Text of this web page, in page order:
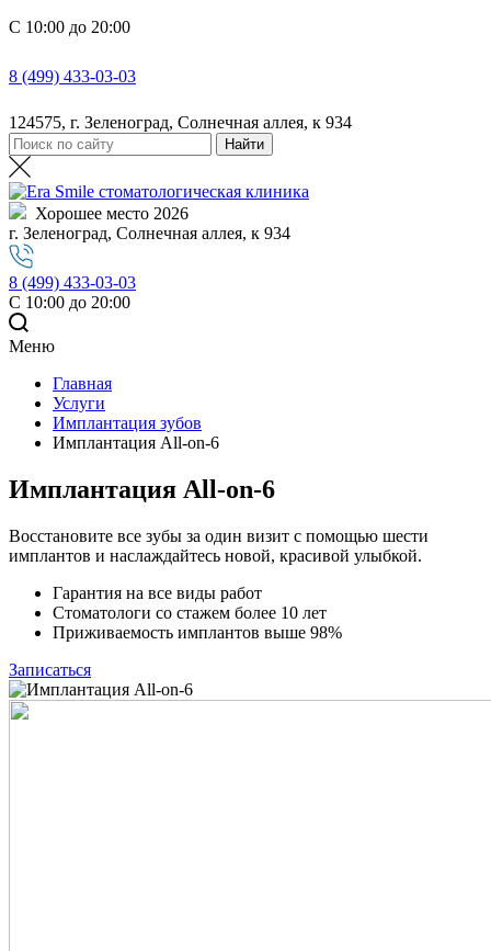
С 10:00 до 20:00
8 (499) 433-03-03
124575, г. Зеленоград, Солнечная аллея, к 934
Хорошее место 2026
г. Зеленоград, Солнечная аллея, к 934
8 (499) 433-03-03
С 10:00 до 20:00
Меню
Главная
Услуги
Имплантация зубов
Имплантация All-on-6
Имплантация All-on-6
Восстановите все зубы за один визит с помощью шести
имплантов и наслаждайтесь новой, красивой улыбкой.
Гарантия на все виды работ
Стоматологи со стажем более 10 лет
Приживаемость имплантов выше 98%
Записаться